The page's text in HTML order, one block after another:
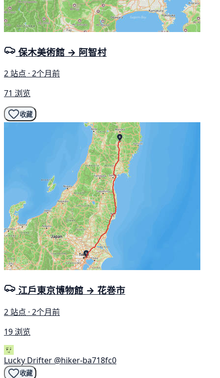
保木美術館 → 阿智村
2 站点 · 2个月前
71 浏览
收藏
江戶東京博物館 → 花巻市
2 站点 · 2个月前
19 浏览
Lucky Drifter @hiker-ba718fc0
收藏